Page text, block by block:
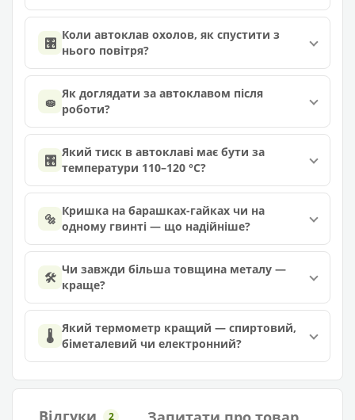
🎛️ Коли автоклав охолов, як спустити з
нього повітря?
🧽 Як доглядати за автоклавом після
роботи?
🎛️ Який тиск в автоклаві має бути за
температури 110–120 °C?
🔩 Кришка на барашках-гайках чи на
одному гвинті — що надійніше?
🛠️ Чи завжди більша товщина металу —
краще?
🌡️ Який термометр кращий — спиртовий,
біметалевий чи електронний?
Відгуки 2